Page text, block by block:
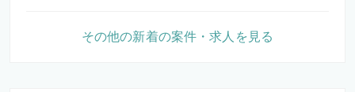
その他の新着の案件・求人を見る